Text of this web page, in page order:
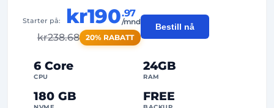
2Sikkerhetskopieringspunkter
24/7Ekspertstøtte
Dedikert
6 Core
CPU
24GB
RAM
180 GB FREE
Starter på: kr190.97
/mnd
kr238.68 20% RABATT
Bestill nå